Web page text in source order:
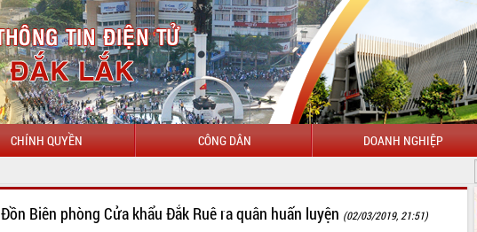
CHÍNH QUYỀN CÔNG DÂN DOANH NGHIỆP
Đồn Biên phòng Cửa khẩu Đắk Ruê ra quân huấn luyện (02/03/2019, 21:51)